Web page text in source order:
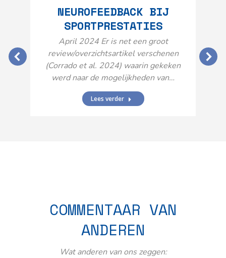
NEUROFEEDBACK BIJ
SPORTPRESTATIES
April 2024 Er is net een groot
review/overzichtsartikel verschenen
(Corrado et al. 2024) waarin gekeken
werd naar de mogelijkheden van…
Lees verder
COMMENTAAR VAN
ANDEREN
Wat anderen van ons zeggen: